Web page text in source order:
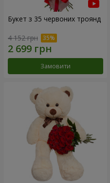
Букет з 35 червоних троянд
4 152 грн
Замовити